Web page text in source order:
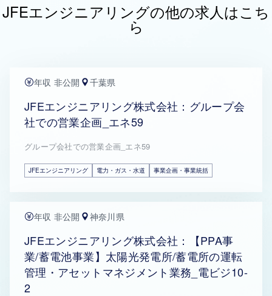
JFEエンジニアリングの他の求人はこち
ら
年収 非公開 千葉県
JFEエンジニアリング株式会社：グループ会
社での営業企画_エネ59
グループ会社での営業企画_エネ59
JFEエンジニアリング 電力・ガス・水道 事業企画・事業統括
年収 非公開 神奈川県
JFEエンジニアリング株式会社：【PPA事
業/蓄電池事業】太陽光発電所/蓄電所の運転
管理・アセットマネジメント業務_電ビジ10-
2